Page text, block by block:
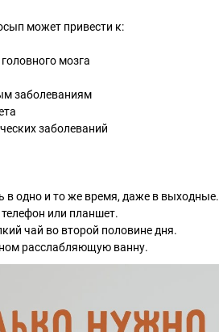
может привести к:
мозга
заболеваниям
заболеваний
в одно и то же время, даже в выходные.
или планшет.
чай во второй половине дня.
расслабляющую ванну.